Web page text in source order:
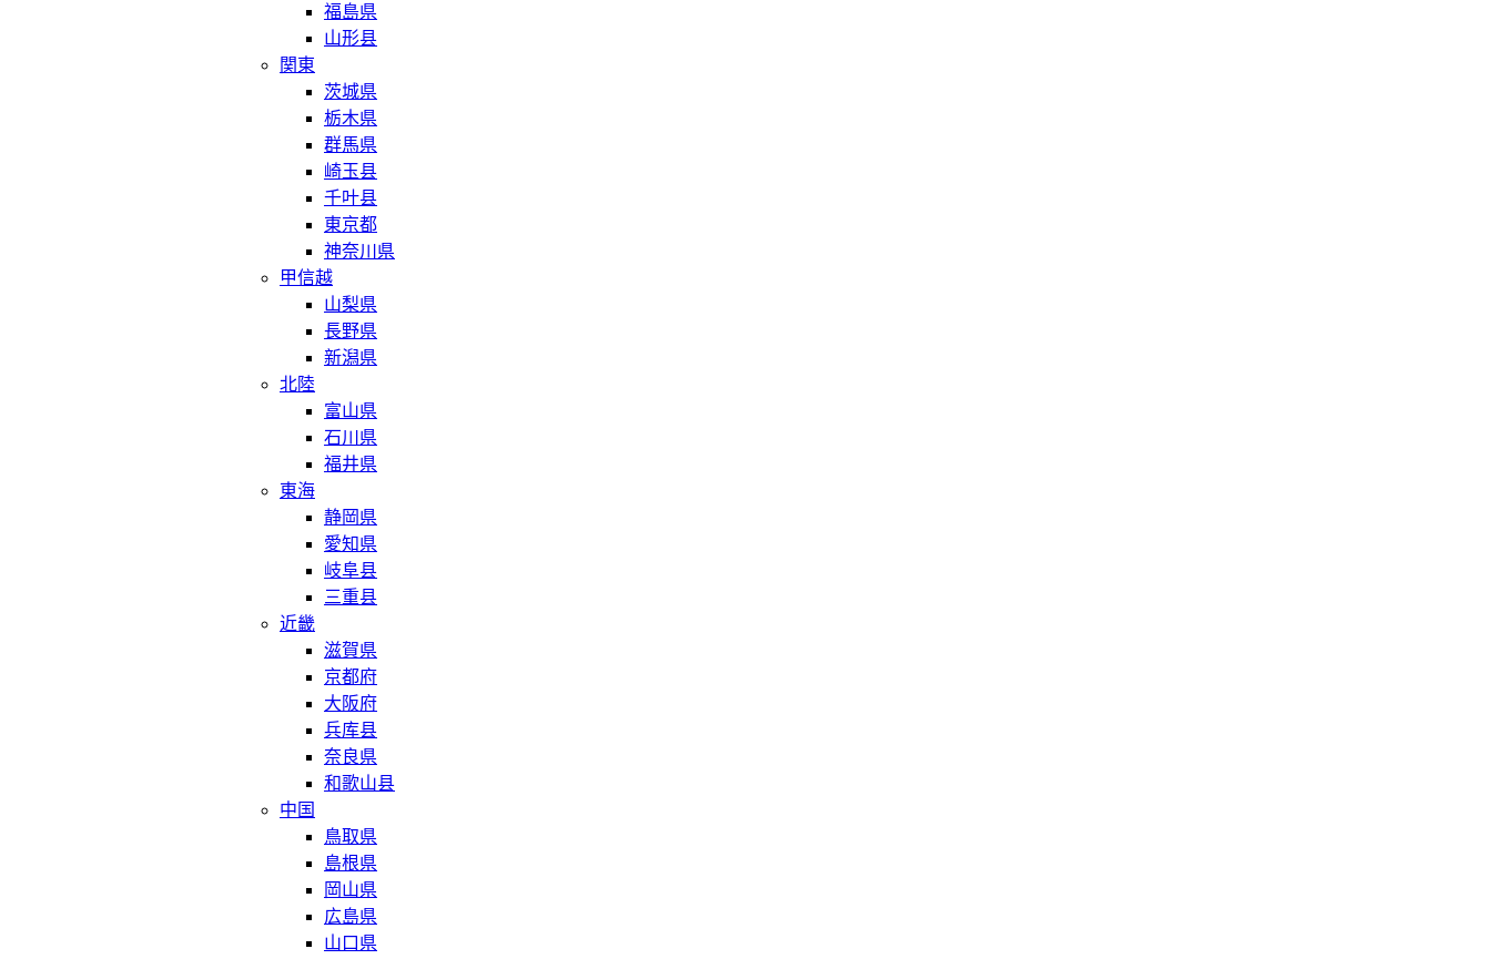
福島県
山形县
関東
茨城県
栃木県
群馬県
崎玉县
千叶县
東京都
神奈川県
甲信越
山梨県
長野県
新潟県
北陸
富山県
石川県
福井県
東海
静岡県
愛知県
岐阜县
三重县
近畿
滋賀県
京都府
大阪府
兵库县
奈良県
和歌山县
中国
鳥取県
島根県
岡山県
広島県
山口県